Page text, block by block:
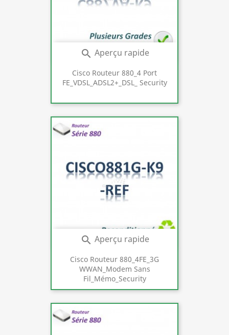
Cisco Routeur 880_4 Port
FE_VDSL_ADSL2+_DSL_ Security
 Aperçu rapide
Cisco Routeur 880_4FE_3G
WWAN_Modem Sans
Fil_Mémo_Security
 Aperçu rapide